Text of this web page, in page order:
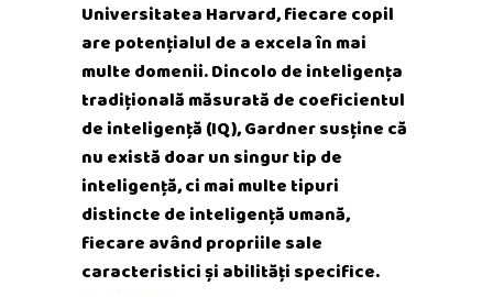
Universitatea Harvard, fiecare copil
are potențialul de a excela în mai
multe domenii. Dincolo de inteligența
tradițională măsurată de coeficientul
de inteligență (IQ), Gardner susține că
nu există doar un singur tip de
inteligență, ci mai multe tipuri
distincte de inteligență umană,
fiecare având propriile sale
caracteristici și abilități specifice.